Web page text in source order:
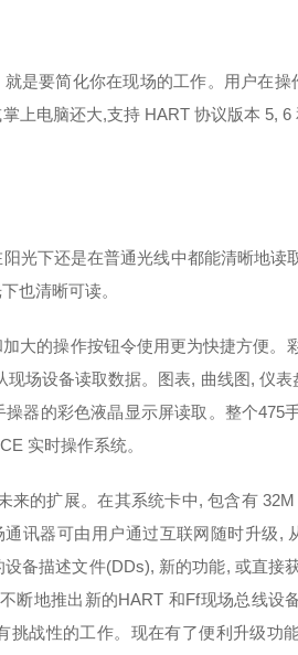
是要简化你在现场的工作。用户在
上电脑还大,支持 HART 协议版本 5,
光下还是在普通光线中都能清晰地读
也清晰可读。
大的操作按钮令使用更为快捷方便。
场设备读取数据。图表, 曲线图, 仪
器的彩色液晶显示屏读取。整个475
实时操作系统。
来的扩展。在其系统卡中, 包含有
讯器可由用户通过互联网随时升级,
备描述文件(DDs), 新的功能, 或直接
断地推出新的HART 和Ff现场总线设
挑战性的工作。现在有了便利升级功